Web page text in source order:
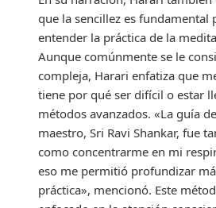
que la sencillez es fundamental
entender la práctica de la
Aunque comúnmente se le
compleja, Harari enfatiza que
tiene por qué ser difícil o estar
métodos avanzados. «La guía
maestro, Sri Ravi Shankar, fue
como concentrarme en mi
eso me permitió profundizar
práctica», mencionó. Este